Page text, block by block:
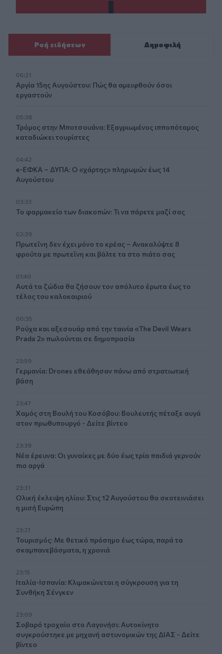
Ροή ειδήσεων Δημοφιλή
06:21
Αργία 15ης Αυγούστου: Πώς θα αμειφθούν όσοι
εργαστούν
05:38
Τρόμος στην Μποτσουάνα: Εξαγριωμένος ιπποπόταμος
καταδιώκει τουρίστες
04:42
e-ΕΦΚΑ – ΔΥΠΑ: Ο «χάρτης» πληρωμών έως 14
Αυγούστου
03:33
Το φαρμακείο των διακοπών: Τι να πάρετε μαζί σας
02:39
Πρωτεΐνη δεν έχει μόνο το κρέας – Ανακαλύψτε 8
φρούτα με πρωτεΐνη και βάλτε τα στο πιάτο σας
01:40
Αυτά τα ζώδια θα ζήσουν τον απόλυτο έρωτα έως το
τέλος του καλοκαιριού
00:35
Ρούχα και αξεσουάρ από την ταινία «The Devil Wears
Prada 2» πωλούνται σε δημοπρασία
23:59
Γερμανία: Drones εθεάθησαν πάνω από στρατιωτική
βάση
23:47
Χαμός στη Βουλή του Κοσόβου: Βουλευτής πέταξε αυγά
στον πρωθυπουργό - Δείτε βίντεο
23:39
Νέα έρευνα: Οι γυναίκες με δύο έως τρία παιδιά γερνούν
πιο αργά
23:31
Ολική έκλειψη ηλίου: Στις 12 Αυγούστου θα σκοτεινιάσει
η μισή Ευρώπη
23:21
Τουρισμός: Με θετικό πρόσημο έως τώρα, παρά τα
σκαμπανεβάσματα, η χρονιά
23:15
Ιταλία-Ισπανία: Κλιμακώνεται η σύγκρουση για τη
Συνθήκη Σένγκεν
23:09
Σοβαρό τροχαίο στο Λαγονήσι: Αυτοκίνητο
συγκρούστηκε με μηχανή αστυνομικών της ΔΙΑΣ - Δείτε
βίντεο